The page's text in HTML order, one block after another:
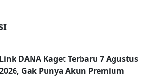
Link DANA Kaget Terbaru 7 Agustus
2026, Gak Punya Akun Premium